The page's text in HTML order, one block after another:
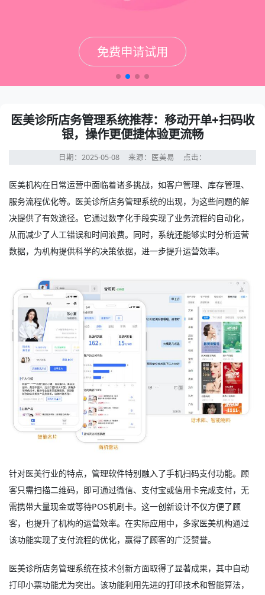
免费申请试用
免费申请试用
免费申请试用
免费申请试用
医美诊所店务管理系统推荐：移动开单+扫码收
银，操作更便捷体验更流畅
日期：2025-05-08 来源：医美易 点击：
医美机构在日常运营中面临着诸多挑战，如客户管理、库存管理、
服务流程优化等。 医美诊所店务管理系统的出现，为这些问题的解
决提供了有效途径。它通过数字化手段实现了业务流程的自动化，
从而减少了人工错误和时间浪费。同时，系统还能够实时分析运营
数据，为机构提供科学的决策依据，进一步提升运营效率。
针对医美行业的特点，管理软件特别融入了手机扫码支付功能。顾
客只需扫描二维码，即可通过微信、支付宝或信用卡完成支付，无
需携带大量现金或等待POS机刷卡。这一创新设计不仅方便了顾
客，也提升了机构的运营效率。在实际应用中，多家医美机构通过
该功能实现了支付流程的优化，赢得了顾客的广泛赞誉。
医美诊所店务管理系统在技术创新方面取得了显著成果，其中自动
打印小票功能尤为突出。该功能利用先进的打印技术和智能算法，